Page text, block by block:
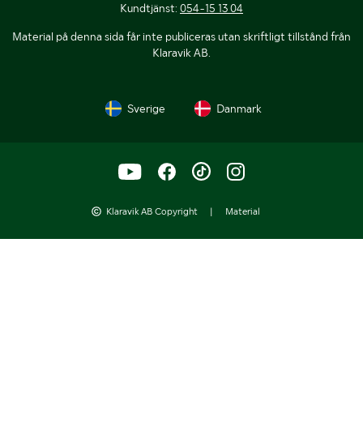
Kundtjänst: 054-15 13 04
Material på denna sida får inte publiceras utan skriftligt tillstånd från
Klaravik AB.
Sverige Danmark
Klaravik AB Copyright | Material